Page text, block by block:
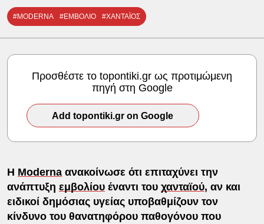
#MODERNA #ΕΜΒΟΛΙΟ #ΧΑΝΤΑΪΟΣ
Προσθέστε το topontiki.gr ως προτιμώμενη
πηγή στη Google
Add topontiki.gr on Google
Η Modernaανακοίνωσε ότι επιταχύνει την
ανάπτυξη εμβολίουέναντι του χανταϊού, αν και
ειδικοί δημόσιας υγείας υποβαθμίζουν τον
κίνδυνο του θανατηφόρου παθογόνου που